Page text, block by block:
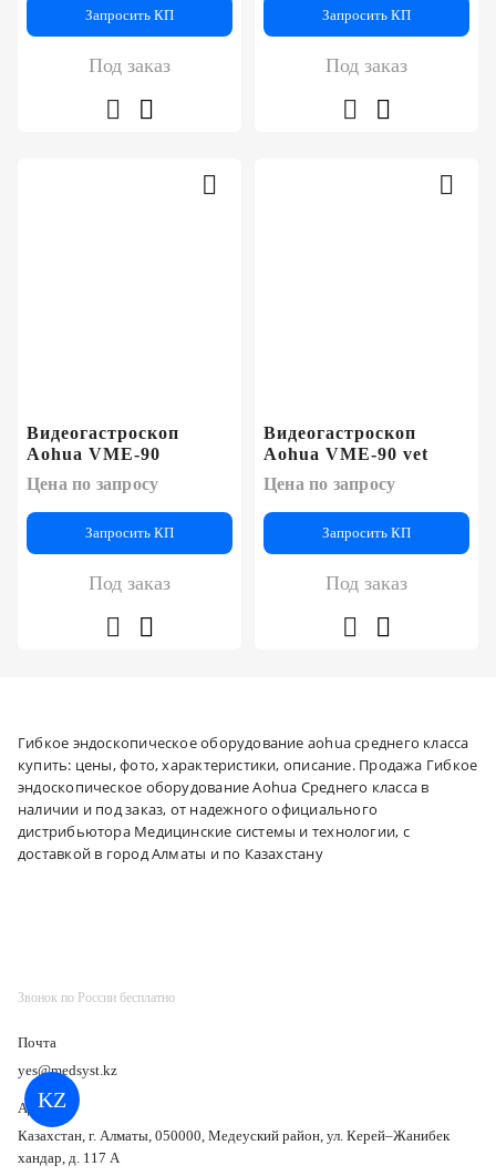
KZ
Запросить КП
Под заказ
Запросить КП
Под заказ
Видеогастроскоп
Aohua VME-90
Цена по запросу
Запросить КП
Под заказ
Видеогастроскоп
Aohua VME-90 vet
Цена по запросу
Запросить КП
Под заказ
Гибкое эндоскопическое оборудование aohua среднего класса
купить: цены, фото, характеристики, описание. Продажа Гибкое
эндоскопическое оборудование Aohua Среднего класса в
наличии и под заказ, от надежного официального
дистрибьютора Медицинские системы и технологии, с
доставкой в город Алматы и по Казахстану
Звонок по России бесплатно
Почта
yes@medsyst.kz
Адрес
Казахстан, г. Алматы, 050000, Медеуский район, ул. Керей–Жанибек
хандар, д. 117 А